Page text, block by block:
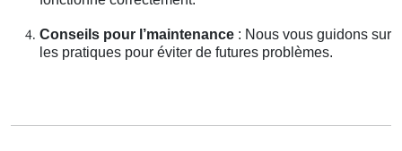
Conseils pour l’maintenance : Nous vous guidons sur
les pratiques pour éviter de futures problèmes.